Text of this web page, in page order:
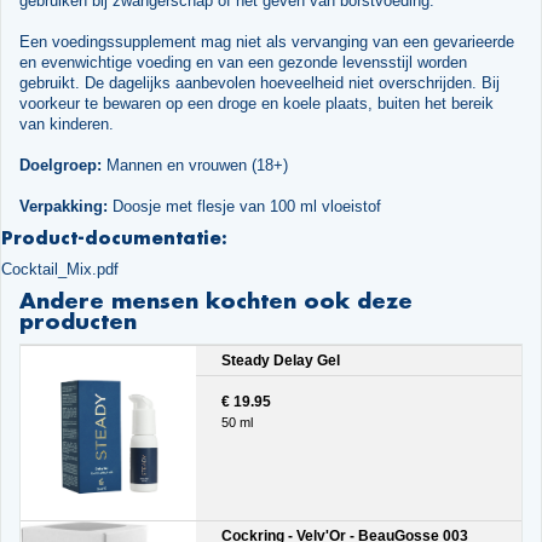
Een voedingssupplement mag niet als vervanging van een gevarieerde
en evenwichtige voeding en van een gezonde levensstijl worden
gebruikt. De dagelijks aanbevolen hoeveelheid niet overschrijden. Bij
voorkeur te bewaren op een droge en koele plaats, buiten het bereik
van kinderen.
Doelgroep: Mannen en vrouwen (18+)
Verpakking: Doosje met flesje van 100 ml vloeistof
Product-documentatie:
Cocktail_Mix.pdf
Andere mensen kochten ook deze
producten
Steady Delay Gel
€ 19.95
50 ml
Cockring - Velv'Or - BeauGosse 003